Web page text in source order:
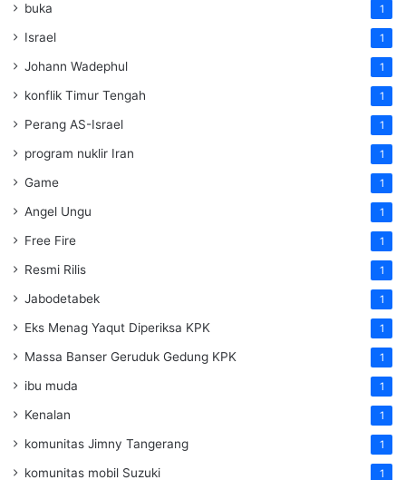
buka 1
Israel 1
Johann Wadephul 1
konflik Timur Tengah 1
Perang AS-Israel 1
program nuklir Iran 1
Game 1
Angel Ungu 1
Free Fire 1
Resmi Rilis 1
Jabodetabek 1
Eks Menag Yaqut Diperiksa KPK 1
Massa Banser Geruduk Gedung KPK 1
ibu muda 1
Kenalan 1
komunitas Jimny Tangerang 1
komunitas mobil Suzuki 1